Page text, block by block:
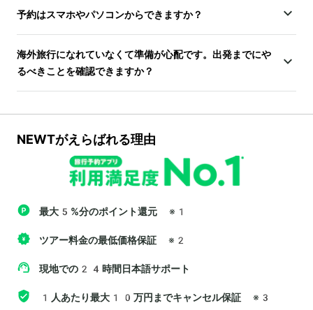
予約はスマホやパソコンからできますか？
海外旅行になれていなくて準備が心配です。出発までにや
るべきことを確認できますか？
NEWTがえらばれる理由
最大5%分のポイント還元 ※1
ツアー料金の最低価格保証 ※2
現地での24時間日本語サポート
1人あたり最大10万円までキャンセル保証 ※3